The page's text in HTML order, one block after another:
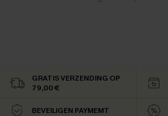
GRATIS VERZENDING OP
79,00 €
BEVEILIGEN PAYMEMT